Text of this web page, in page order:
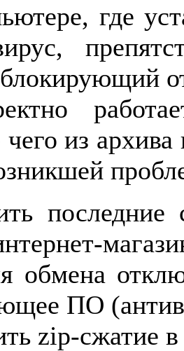
где
чего из
обмена
ПО
zip-сжатие в